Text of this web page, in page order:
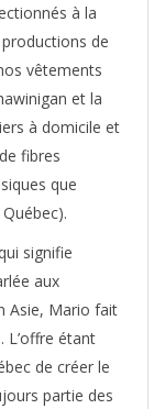
à la
de
vêtements
et la
à domicile et
fibres
que
signifie
aux
Asie, Mario fait
L’offre étant
de créer le
partie des